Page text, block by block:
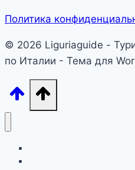
Политика
© 2026 Liguriaguide -
по Италии - Тема для